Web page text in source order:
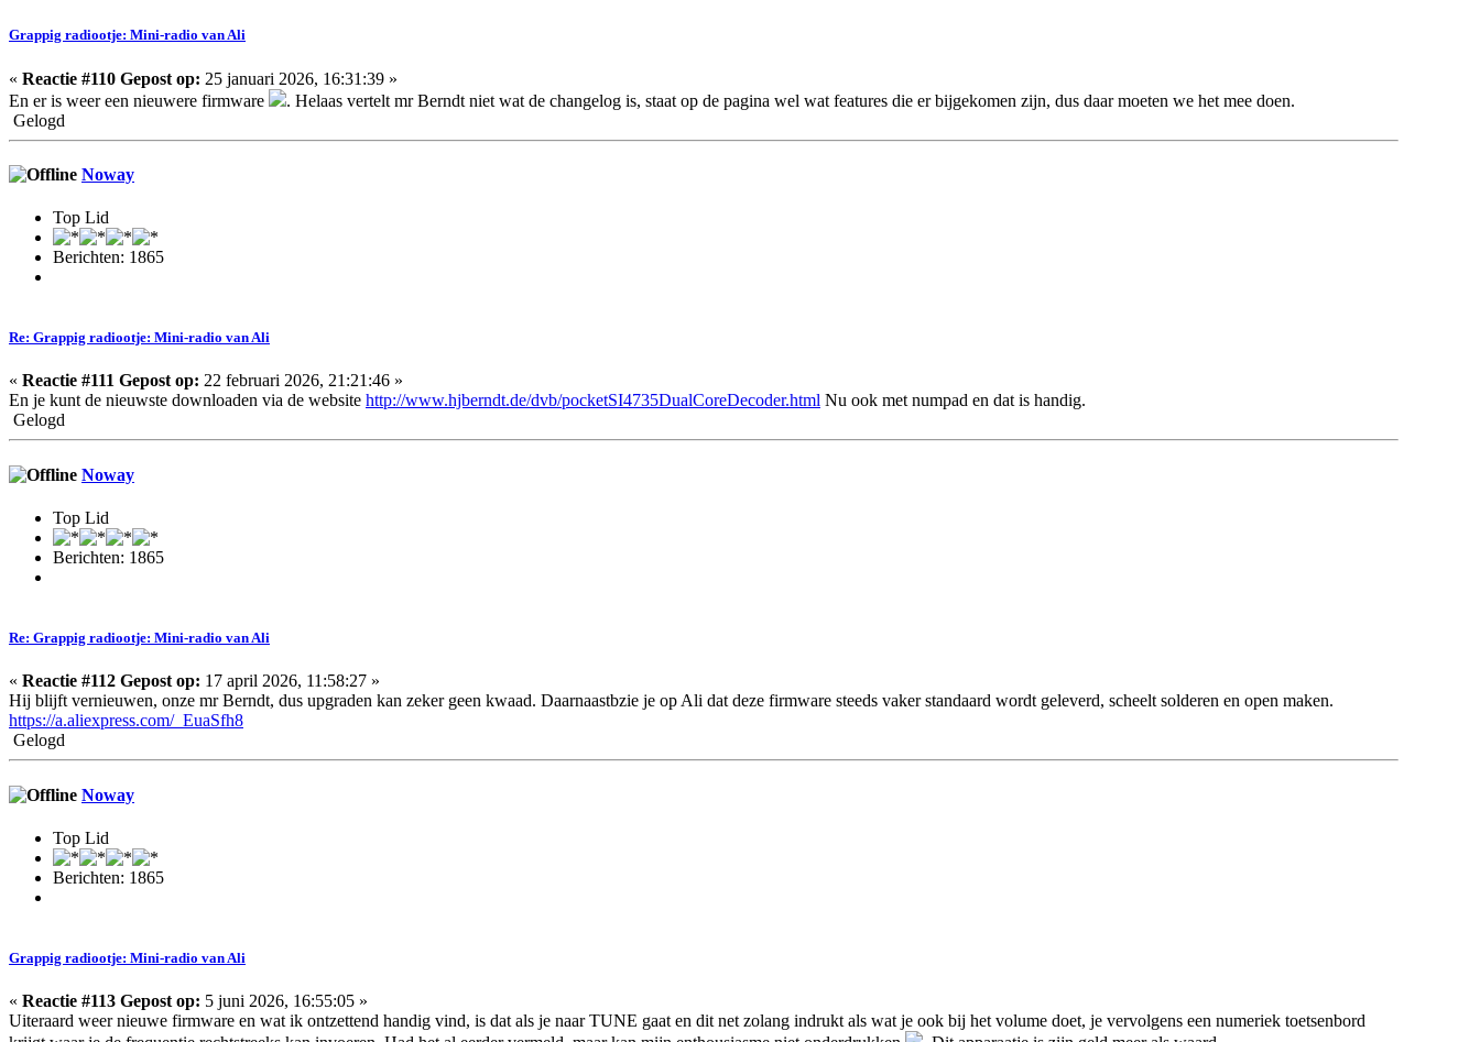
Grappig radiootje: Mini-radio van Ali
« Reactie #110 Gepost op: 25 januari 2026, 16:31:39 »
En er is weer een nieuwere firmware
. Helaas vertelt mr Berndt niet wat de changelog is, staat op de pagina wel wat features die er bijgekomen zijn, dus daar moeten we het mee doen.
Gelogd
Noway
Top Lid
Berichten: 1865
Re: Grappig radiootje: Mini-radio van Ali
« Reactie #111 Gepost op: 22 februari 2026, 21:21:46 »
En je kunt de nieuwste downloaden via de website http://www.hjberndt.de/dvb/pocketSI4735DualCoreDecoder.html Nu ook met numpad en dat is handig.
Gelogd
Noway
Top Lid
Berichten: 1865
Re: Grappig radiootje: Mini-radio van Ali
« Reactie #112 Gepost op: 17 april 2026, 11:58:27 »
Hij blijft vernieuwen, onze mr Berndt, dus upgraden kan zeker geen kwaad. Daarnaastbzie je op Ali dat deze firmware steeds vaker standaard wordt geleverd, scheelt solderen en open maken.
https://a.aliexpress.com/_EuaSfh8
Gelogd
Noway
Top Lid
Berichten: 1865
Grappig radiootje: Mini-radio van Ali
« Reactie #113 Gepost op: 5 juni 2026, 16:55:05 »
Uiteraard weer nieuwe firmware en wat ik ontzettend handig vind, is dat als je naar TUNE gaat en dit net zolang indrukt als wat je ook bij het volume doet, je vervolgens een numeriek toetsenbord